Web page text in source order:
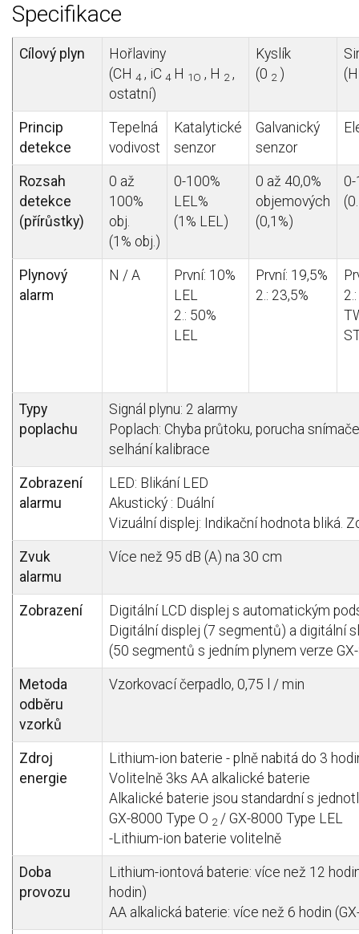
Specifikace
Cílový plyn
Hořlaviny
(CH 4 , iC 4 H 1O , H 2 ,
ostatní)
Kyslík
(0 2 )
Princip
detekce
Tepelná
vodivost
Katalytické
senzor
Galvanický
senzor
Rozsah
detekce
(přírůstky)
0 až
100%
obj.
(1% obj.)
0-100%
LEL%
(1% LEL)
0 až 40,0%
objemových
(0,1%)
Plynový
alarm
N / A
První: 10%
LEL
2.: 50%
LEL
První: 19,5%
2.: 23,5%
Typy
poplachu
Signál plynu: 2 alarmy
Poplach: Chyba průtoku, porucha
selhání kalibrace
Zobrazení
alarmu
LED: Blikání LED
Akustický : Duální
Vizuální displej: Indikační hodnota bliká.
Zvuk
alarmu
Více než 95 dB (A) na 30 cm
Zobrazení
Digitální LCD displej s automatickým
Digitální displej (7 segmentů) a digitální
(50 segmentů s jedním plynem verze
Metoda
odběru
vzorků
Vzorkovací čerpadlo, 0,75 l / min
Zdroj
energie
Lithium-ion baterie - plně nabitá do 3
Volitelně 3ks AA alkalické baterie
Alkalické baterie jsou standardní s
GX-8000 Type O 2 / GX-8000 Type LEL
-Lithium-ion baterie volitelně
Doba
provozu
Lithium-iontová baterie: více než 12
hodin)
AA alkalická baterie: více než 6 hodin